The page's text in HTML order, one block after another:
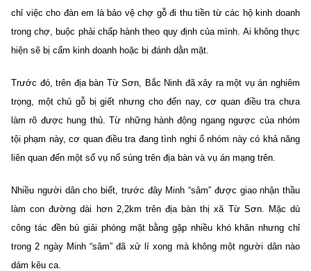
chỉ việc cho đàn em là bảo vệ chợ gỗ đi thu tiền từ các hộ kinh doanh
trong chợ, buộc phải chấp hành theo quy định của mình. Ai không thực
hiện sẽ bị cấm kinh doanh hoặc bị đánh dằn mặt.
Trước đó, trên địa bàn Từ Sơn, Bắc Ninh đã xảy ra một vụ án nghiêm
trọng, một chủ gỗ bị giết nhưng cho đến nay, cơ quan điều tra chưa
làm rõ được hung thủ. Từ những hành động ngang ngược của nhóm
tội phạm này, cơ quan điều tra đang tình nghi ổ nhóm này có khả năng
liên quan đến một số vụ nổ súng trên địa bàn và vụ án mạng trên.
Nhiều người dân cho biết, trước đây Minh “sâm” được giao nhận thầu
làm con đường dài hơn 2,2km trên địa bàn thị xã Từ Sơn. Mặc dù
công tác đền bù giải phóng mặt bằng gặp nhiều khó khăn nhưng chỉ
trong 2 ngày Minh “sâm” đã xử lí xong mà không một người dân nào
dám kêu ca.